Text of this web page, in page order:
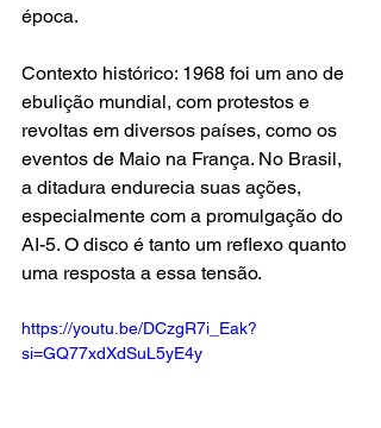
época.
Contexto histórico: 1968 foi um ano de
ebulição mundial, com protestos e
revoltas em diversos países, como os
eventos de Maio na França. No Brasil,
a ditadura endurecia suas ações,
especialmente com a promulgação do
AI-5. O disco é tanto um reflexo quanto
uma resposta a essa tensão.
https://youtu.be/DCzgR7i_Eak?
si=GQ77xdXdSuL5yE4y